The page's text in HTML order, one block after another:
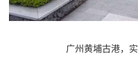
广州黄埔古港，实